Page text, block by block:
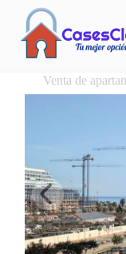
Venta de